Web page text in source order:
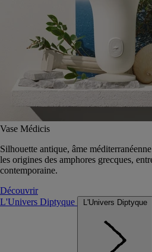
Vase Médicis
Silhouette antique, âme
les origines des amphores grecques,
contemporaine.
Découvrir
L'Univers Diptyque
L'Univers Diptyque